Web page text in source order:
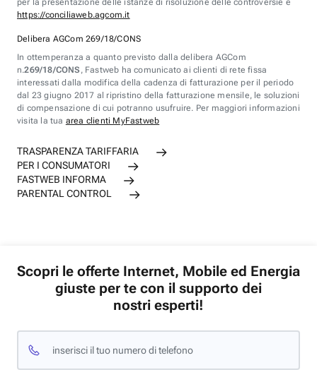
per la presentazione delle istanze di risoluzione delle controversie è
https://conciliaweb.agcom.it
Delibera AGCom 269/18/CONS
In ottemperanza a quanto previsto dalla delibera AGCom
n.269/18/CONS , Fastweb ha comunicato ai clienti di rete fissa
interessati dalla modifica della cadenza di fatturazione per il periodo
dal 23 giugno 2017 al ripristino della fatturazione mensile, le soluzioni
di compensazione di cui potranno usufruire. Per maggiori informazioni
visita la tua area clienti MyFastweb
TRASPARENZA TARIFFARIA
PER I CONSUMATORI
FASTWEB INFORMA
PARENTAL CONTROL
Scopri le offerte Internet, Mobile ed Energia
giuste per te con il supporto dei
nostri esperti!
inserisci il tuo numero di telefono